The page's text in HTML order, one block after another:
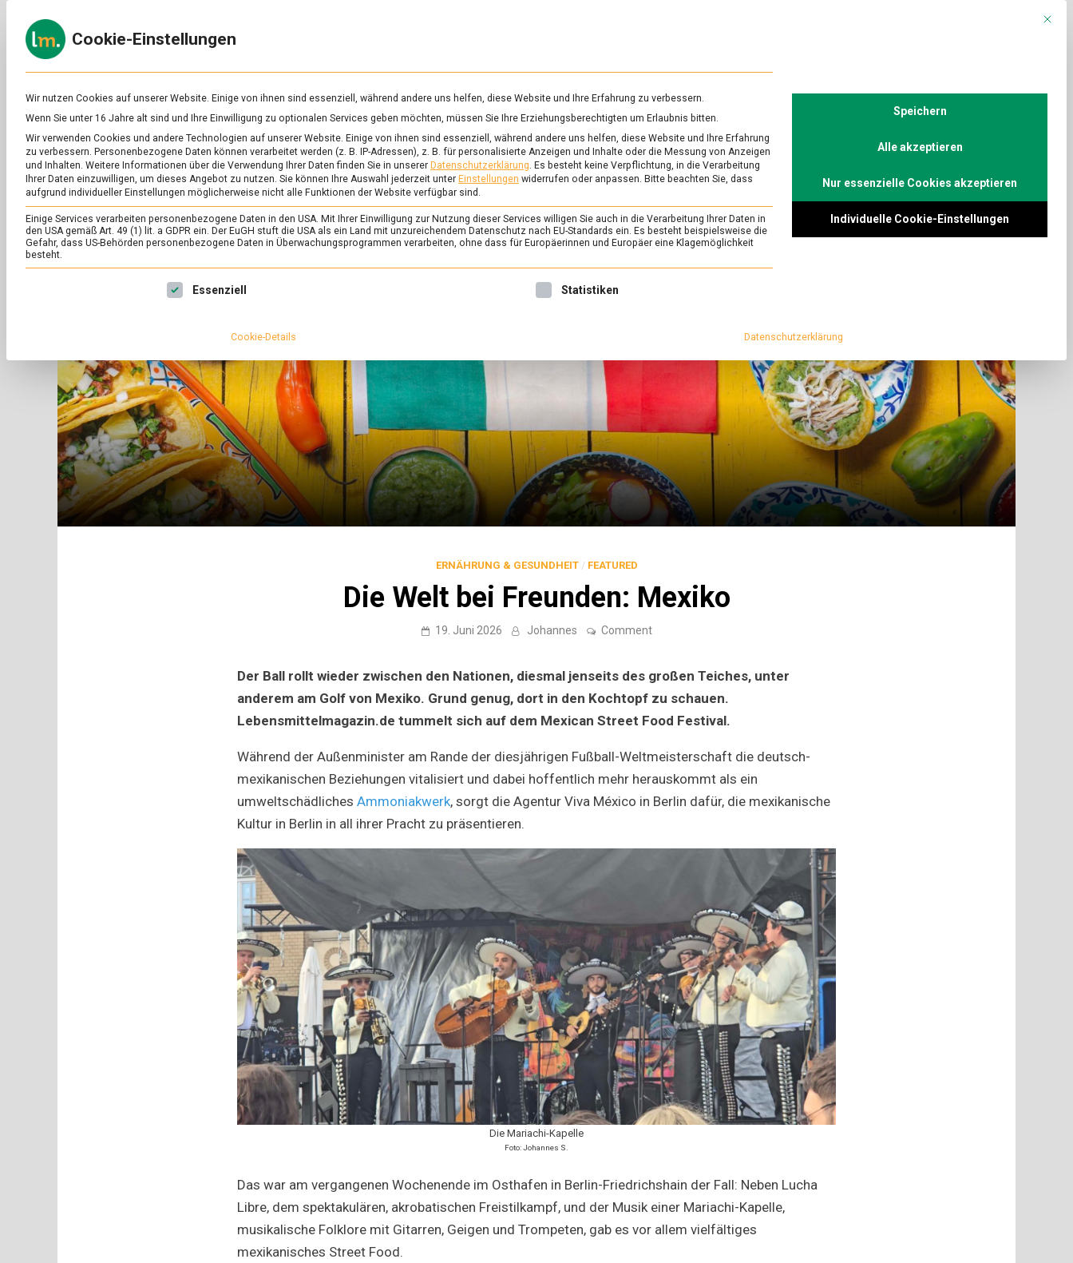
to
content
zu
&
Ernährung
ERNÄHRUNG & GESUNDHEIT/ FEATURED
Die Welt bei Freunden: Mexiko
19. Juni 2026 Johannes Commenton
Freunden:
Mexiko
Der Ball rollt wieder zwischen den Nationen, diesmal jenseits des großen Teiches, unter
anderem am Golf von Mexiko. Grund genug, dort in den Kochtopf zu schauen.
Lebensmittelmagazin.de tummelt sich auf dem Mexican Street Food Festival.
Während der Außenminister am Rande der diesjährigen Fußball-Weltmeisterschaft die deutsch-
mexikanischen Beziehungen vitalisiert und dabei hoffentlich mehr herauskommt als ein
umweltschädliches Ammoniakwerk, sorgt die Agentur Viva México in Berlin dafür, die mexikanische
Kultur in Berlin in all ihrer Pracht zu präsentieren.
Die Mariachi-Kapelle
Foto: Johannes S.
Das war am vergangenen Wochenende im Osthafen in Berlin-Friedrichshain der Fall: Neben Lucha
Libre, dem spektakulären, akrobatischen Freistilkampf, und der Musik einer Mariachi-Kapelle,
musikalische Folklore mit Gitarren, Geigen und Trompeten, gab es vor allem vielfältiges
mexikanisches Street Food.
Mit
Cookie-Einstellungen
Wir nutzen Cookies auf unserer Website. Einige von ihnen sind essenziell, während andere uns helfen, diese Website und Ihre Erfahrung zu verbessern.
Wenn Sie unter 16 Jahre alt sind und Ihre Einwilligung zu optionalen Services geben möchten, müssen Sie Ihre Erziehungsberechtigten um Erlaubnis bitten.
Wir verwenden Cookies und andere Technologien auf unserer Website. Einige von ihnen sind essenziell, während andere uns helfen, diese Website und Ihre Erfahrung
zu verbessern. Personenbezogene Daten können verarbeitet werden (z. B. IP-Adressen), z. B. für personalisierte Anzeigen und Inhalte oder die Messung von Anzeigen
und Inhalten. Weitere Informationen über die Verwendung Ihrer Daten finden Sie in unserer Datenschutzerklärung. Es besteht keine Verpflichtung, in die Verarbeitung
Ihrer Daten einzuwilligen, um dieses Angebot zu nutzen. Sie können Ihre Auswahl jederzeit unter Einstellungen widerrufen oder anpassen. Bitte beachten Sie, dass
aufgrund individueller Einstellungen möglicherweise nicht alle Funktionen der Website verfügbar sind.
Einige Services verarbeiten personenbezogene Daten in den USA. Mit Ihrer Einwilligung zur Nutzung dieser Services willigen Sie auch in die Verarbeitung Ihrer Daten in
den USA gemäß Art. 49 (1) lit. a GDPR ein. Der EuGH stuft die USA als ein Land mit unzureichendem Datenschutz nach EU-Standards ein. Es besteht beispielsweise die
Gefahr, dass US-Behörden personenbezogene Daten in Überwachungsprogrammen verarbeiten, ohne dass für Europäerinnen und Europäer eine Klagemöglichkeit
besteht.
Es folgt eine Liste der Service-Gruppen, für die eine Einwilligung erteilt werden kann. Die erste Service-Gruppe ist essenziell und kann nicht abgewählt werden.
Essenziell Statistiken
Speichern
Alle akzeptieren
Nur essenzielle Cookies akzeptieren
Individuelle Cookie-Einstellungen
Cookie-Details Datenschutzerklärung